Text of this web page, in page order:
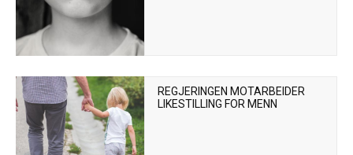
REGJERINGEN MOTARBEIDER
LIKESTILLING FOR MENN